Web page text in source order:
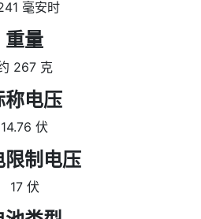
毫安时
重量
267 克
称电压
14.76 伏
限制电压
17 伏